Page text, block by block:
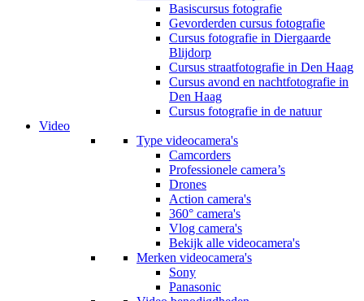
Basiscursus fotografie
Gevorderden cursus fotografie
Cursus fotografie in Diergaarde
Blijdorp
Cursus straatfotografie in Den Haag
Cursus avond en nachtfotografie in
Den Haag
Cursus fotografie in de natuur
Video
Type videocamera's
Camcorders
Professionele camera’s
Drones
Action camera's
360° camera's
Vlog camera's
Bekijk alle videocamera's
Merken videocamera's
Sony
Panasonic